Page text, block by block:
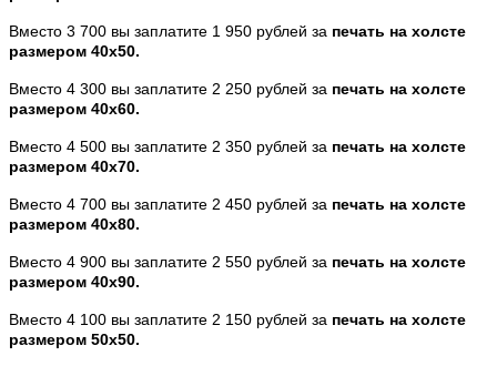
Вместо 3 700 вы заплатите 1 950 рублей за печать на холсте
размером 40х50.
Вместо 4 300 вы заплатите 2 250 рублей за печать на холсте
размером 40х60.
Вместо 4 500 вы заплатите 2 350 рублей за печать на холсте
размером 40х70.
Вместо 4 700 вы заплатите 2 450 рублей за печать на холсте
размером 40х80.
Вместо 4 900 вы заплатите 2 550 рублей за печать на холсте
размером 40х90.
Вместо 4 100 вы заплатите 2 150 рублей за печать на холсте
размером 50х50.